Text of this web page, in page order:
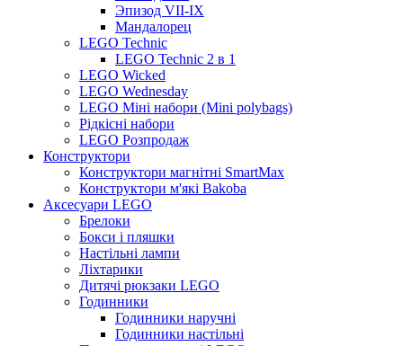
Эпизод VII-IX
Мандалорец
LEGO Technic
LEGO Technic 2 в 1
LEGO Wicked
LEGO Wednesday
LEGO Міні набори (Mini polybags)
Рідкісні набори
LEGO Розпродаж
Конструктори
Конструктори магнітні SmartMax
Конструктори м'які Bakoba
Аксесуари LEGO
Брелоки
Бокси і пляшки
Настільні лампи
Ліхтарики
Дитячі рюкзаки LEGO
Годинники
Годинники наручні
Годинники настільні